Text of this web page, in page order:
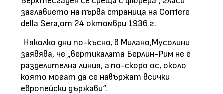
заглавието на първа страница на Corriere
della Sera,от 24 октомври 1936 г.
Няколко дни по-късно, в Милано,Мусолини
заявява, че „вертикалата Берлин-Рим не е
разделителна линия, а по-скоро ос, около
която могат да се навържат всички
европейски държави“.